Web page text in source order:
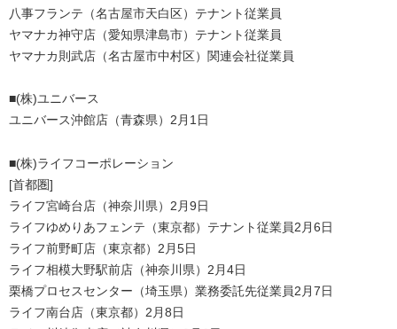
八事フランテ（名古屋市天白区）テナント従業員
ヤマナカ神守店（愛知県津島市）テナント従業員
ヤマナカ則武店（名古屋市中村区）関連会社従業員
■(株)ユニバース
ユニバース沖館店（青森県）2月1日
■(株)ライフコーポレーション
[首都圏]
ライフ宮崎台店（神奈川県）2月9日
ライフゆめりあフェンテ（東京都）テナント従業員2月6日
ライフ前野町店（東京都）2月5日
ライフ相模大野駅前店（神奈川県）2月4日
栗橋プロセスセンター（埼玉県）業務委託先従業員2月7日
ライフ南台店（東京都）2月8日